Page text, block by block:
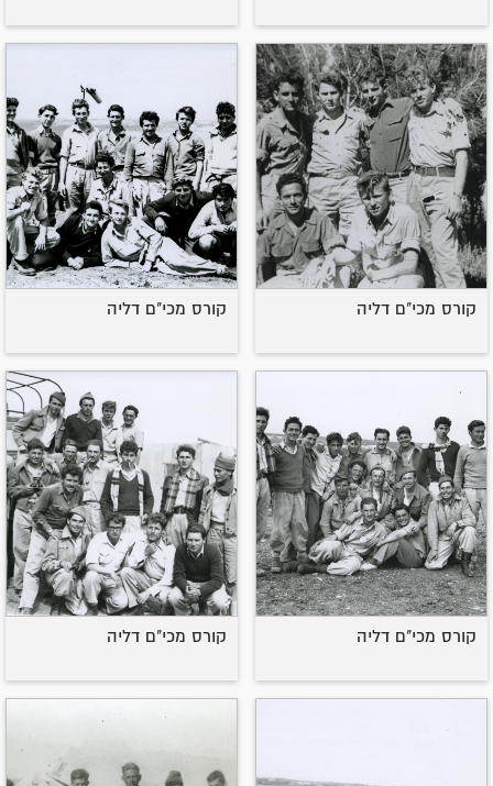
קורס מכי"ם דליה קורס מכי"ם דליה
קורס מכי"ם דליה קורס מכי"ם דליה